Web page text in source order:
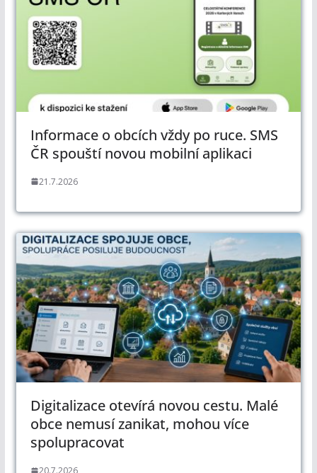
Informace o obcích vždy po ruce. SMS
ČR spouští novou mobilní aplikaci
21.7.2026
Digitalizace otevírá novou cestu. Malé
obce nemusí zanikat, mohou více
spolupracovat